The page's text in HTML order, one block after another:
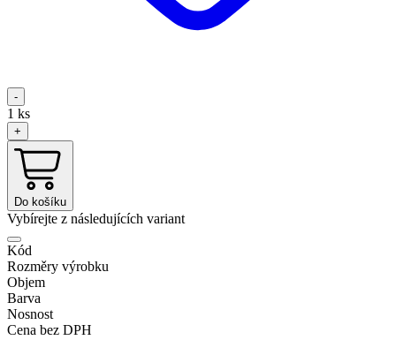
-
1 ks
+
Do košíku
Vybírejte z následujících variant
Kód
Rozměry výrobku
Objem
Barva
Nosnost
Cena bez DPH